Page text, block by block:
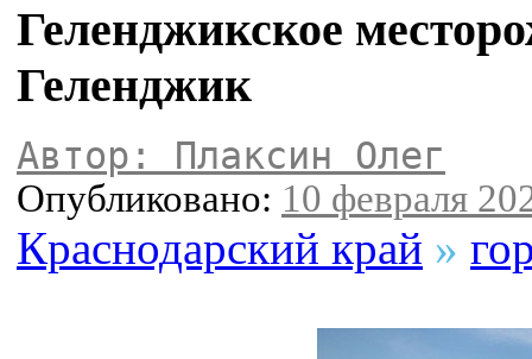
Геленджикское
Геленджик
Автор: Плаксин Олег
Опубликовано: 10 февраля
Краснодарский край »